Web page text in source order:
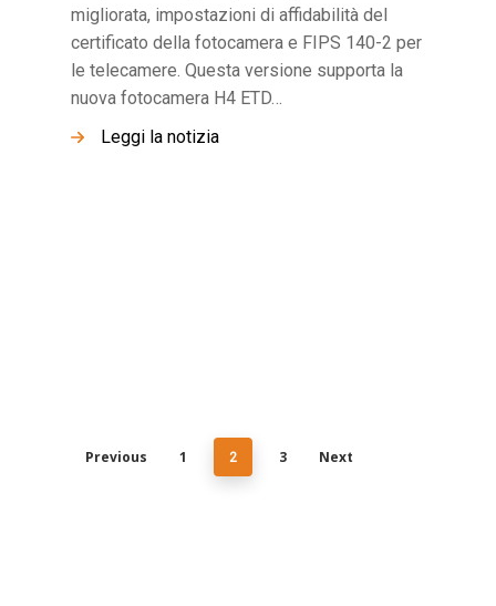
migliorata, impostazioni di affidabilità del
certificato della fotocamera e FIPS 140-2 per
le telecamere. Questa versione supporta la
nuova fotocamera H4 ETD…
Leggi la notizia
Previous 1 2 3 Next